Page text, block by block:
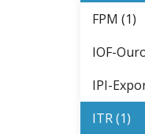
FPM (1)
IOF-
IPI-
ITR (1)